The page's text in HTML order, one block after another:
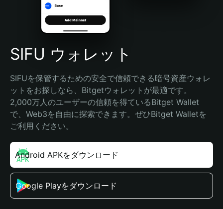
Português (Brasil)
Español (Argentina)
SIFU ウォレット
SIFUを保管するための安全で信頼できる暗号資産ウォレ
ットをお探しなら、Bitgetウォレットが最適です。
2,000万人のユーザーの信頼を得ているBitget Wallet
で、Web3を自由に探索できます。ぜひBitget Walletを
ご利用ください。
Android APKをダウンロード
Google Playをダウンロード